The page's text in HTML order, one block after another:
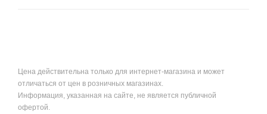
Цена действительна только для интернет-магазина и может
отличаться от цен в розничных магазинах.
Информация, указанная на сайте, не является публичной
офертой.